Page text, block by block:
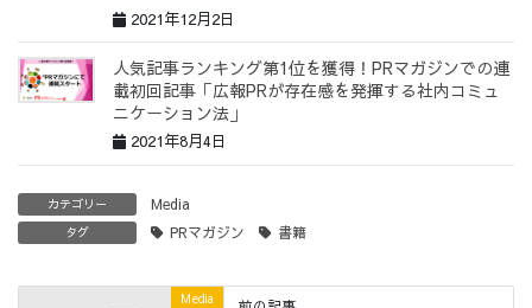
2021年12月2日
人気記事ランキング第1位を獲得！PRマガジンでの連
載初回記事「広報PRが存在感を発揮する社内コミュ
ニケーション法」
2021年8月4日
カテゴリー Media
タグ PRマガジン 書籍
Media